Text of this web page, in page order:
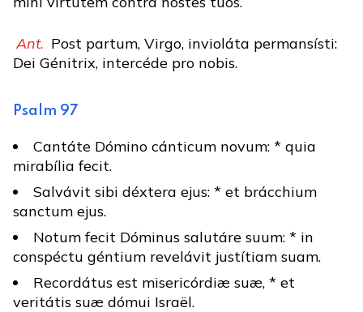
Ant. Post partum, Virgo, invioláta permansísti:
Dei Génitrix, intercéde pro nobis.
Psalm 97
Cantáte Dómino cánticum novum: * quia
mirabília fecit.
Salvávit sibi déxtera ejus: * et brácchium
sanctum ejus.
Notum fecit Dóminus salutáre suum: * in
conspéctu géntium revelávit justítiam suam.
Recordátus est misericórdiæ suæ, * et
veritátis suæ dómui Israël.